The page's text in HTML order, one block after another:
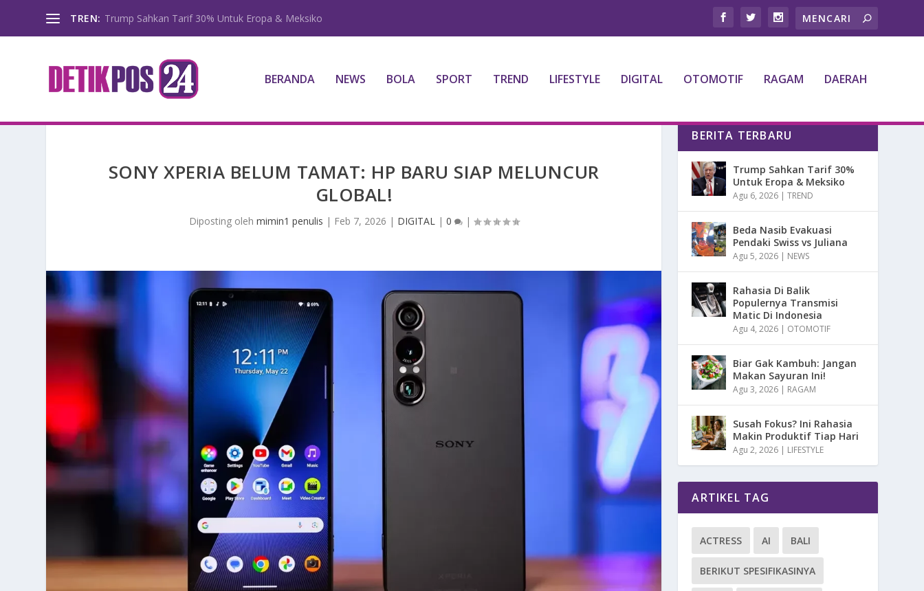
TREN: Trump Sahkan Tarif 30% Untuk Eropa & Meksiko
BERANDA NEWS BOLA SPORT TREND LIFESTYLE DIGITAL OTOMOTIF RAGAM DAERAH
SONY XPERIA BELUM TAMAT: HP BARU SIAP MELUNCUR
GLOBAL!
Diposting oleh mimin1 penulis | Feb 7, 2026 | DIGITAL| 0 |
BERITA TERBARU
Trump Sahkan Tarif 30%
Untuk Eropa & Meksiko
Agu 6, 2026 |TREND
Beda Nasib Evakuasi
Pendaki Swiss vs Juliana
Agu 5, 2026 | NEWS
Rahasia Di Balik
Populernya Transmisi
Matic Di Indonesia
Agu 4, 2026 | OTOMOTIF
Biar Gak Kambuh: Jangan
Makan Sayuran Ini!
Agu 3, 2026 | RAGAM
Susah Fokus? Ini Rahasia
Makin Produktif Tiap Hari
Agu 2, 2026 | LIFESTYLE
ARTIKEL TAG
ACTRESS AI BALI
BERIKUT SPESIFIKASINYA